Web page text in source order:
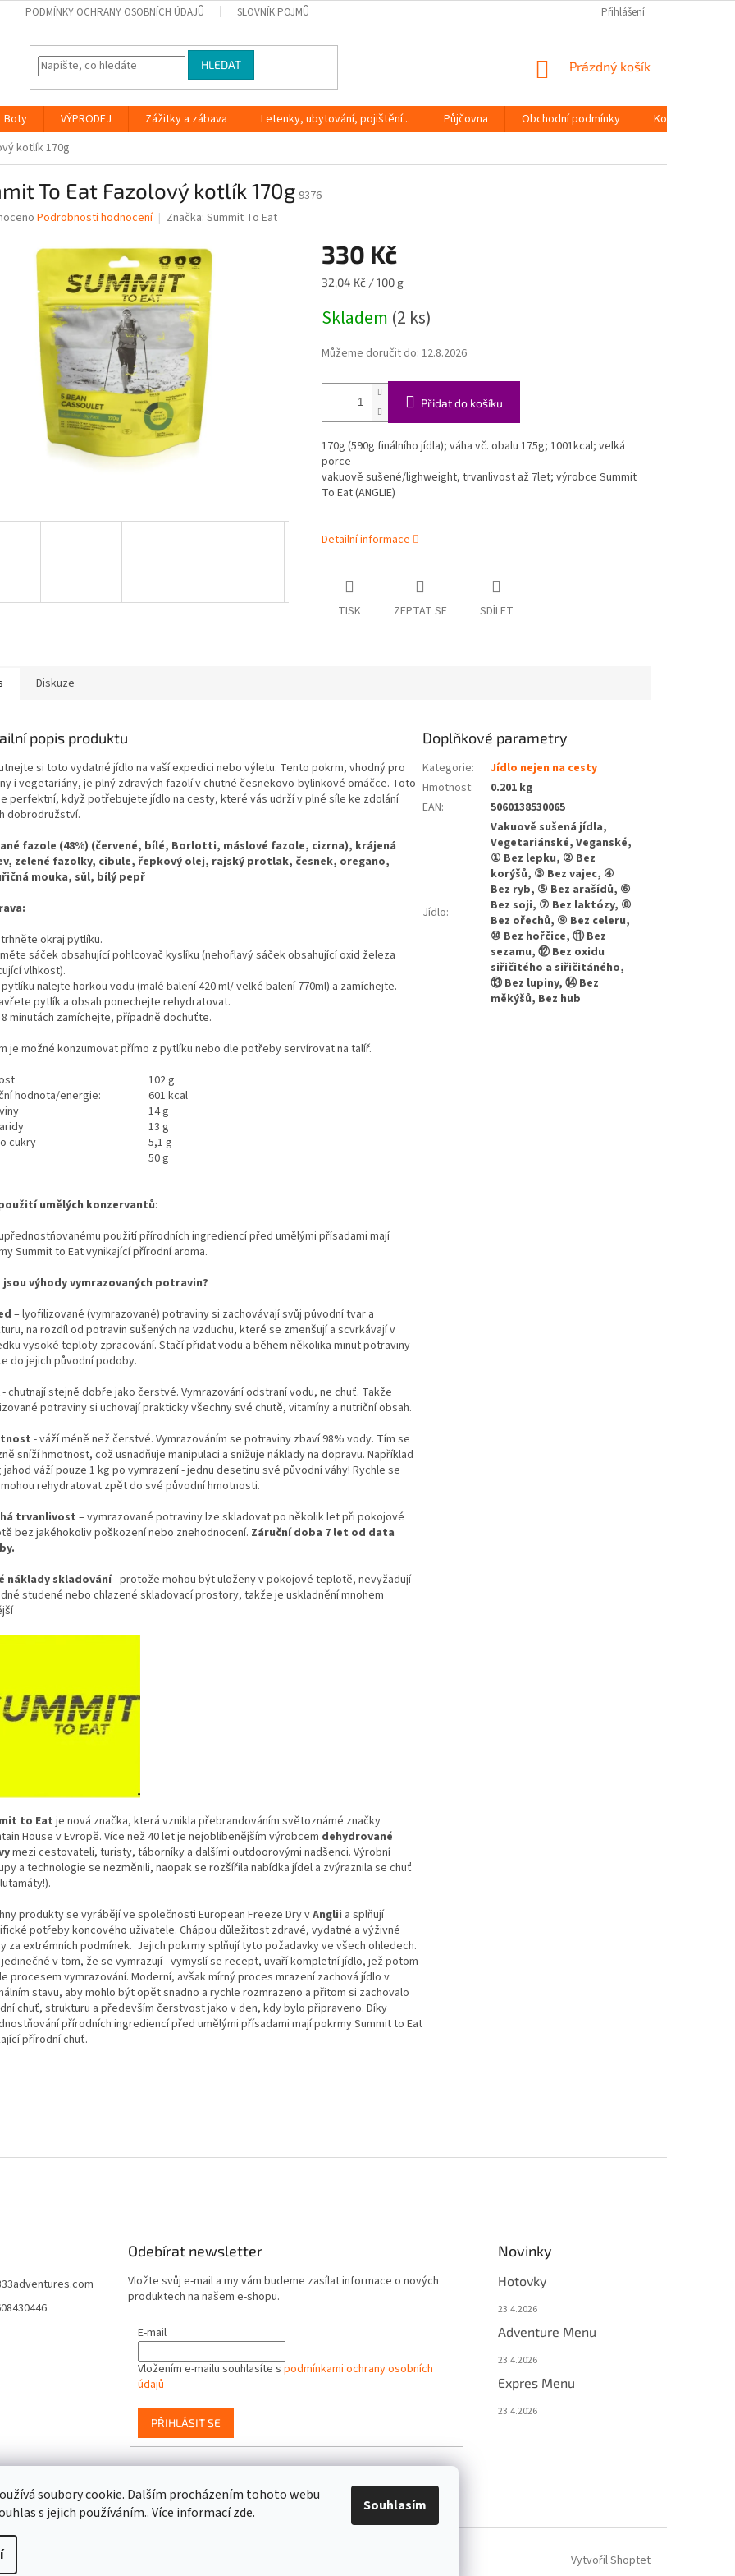
soubory cookie. Dalším procházením tohoto webu
s jejich používáním.. Více informacízde. Souhlasím
PODMÍNKY OCHRANY OSOBNÍCH ÚDAJŮ SLOVNÍK POJMŮ Přihlášení
HLEDAT
NÁKUPNÍ
Prázdný košík
Boty VÝPRODEJ Zážitky a zábava Letenky, ubytování, pojištění... Půjčovna Obchodní podmínky
Kontakty
kotlík 170g
To Eat Fazolový kotlík 170g 9376
Podrobnosti hodnocení Značka: Summit To Eat
330 Kč
Měrná
32,04 Kč / 100 g
Skladem (2 ks)
Můžeme doručit do: 12.8.2026
Přidat do košíku
170g (590g finálního jídla); váha vč. obalu 175g; 1001kcal; velká
porce
vakuově sušené/lighweight, trvanlivost až 7let; výrobce Summit
To Eat (ANGLIE)
Detailní informace
TISK ZEPTAT SE SDÍLET
Diskuze
popis produktu
si toto vydatné jídlo na vaší expedici nebo výletu. Tento pokrm, vhodný pro
i vegetariány, je plný zdravých fazolí v chutné česnekovo-bylinkové omáčce. Toto
perfektní, když potřebujete jídlo na cesty, které vás udrží v plné síle ke zdolání
dobrodružství.
fazole (48%) (červené, bílé, Borlotti, máslové fazole, cizrna), krájená
zelené fazolky, cibule, řepkový olej, rajský protlak, česnek, oregano,
mouka, sůl, bílý pepř
okraj pytlíku.
sáček obsahující pohlcovač kyslíku (nehořlavý sáček obsahující oxid železa
vlhkost).
pytlíku nalejte horkou vodu (malé balení 420 ml/ velké balení 770ml) a zamíchejte.
pytlík a obsah ponechejte rehydratovat.
8 minutách zamíchejte, případně dochuťte.
je možné konzumovat přímo z pytlíku nebo dle potřeby servírovat na talíř.
102 g
hodnota/energie:
601 kcal
14 g
13 g
cukry
5,1 g
50 g
umělých konzervantů:
použití přírodních ingrediencí před umělými přísadami mají
Summit to Eat vynikající přírodní aroma.
jsou výhody vymrazovaných potravin?
– lyofilizované (vymrazované) potraviny si zachovávají svůj původní tvar a
na rozdíl od potravin sušených na vzduchu, které se zmenšují a scvrkávají v
vysoké teploty zpracování. Stačí přidat vodu a během několika minut potraviny
do jejich původní podoby.
- chutnají stejně dobře jako čerstvé. Vymrazování odstraní vodu, ne chuť. Takže
potraviny si uchovají prakticky všechny své chutě, vitamíny a nutriční obsah.
- váží méně než čerstvé. Vymrazováním se potraviny zbaví 98% vody. Tím se
sníží hmotnost, což usnadňuje manipulaci a snižuje náklady na dopravu. Například
jahod váží pouze 1 kg po vymrazení - jednu desetinu své původní váhy! Rychle se
rehydratovat zpět do své původní hmotnosti.
trvanlivost – vymrazované potraviny lze skladovat po několik let při pokojové
bez jakéhokoliv poškození nebo znehodnocení. Záruční doba 7 let od data
náklady skladování- protože mohou být uloženy v pokojové teplotě, nevyžadují
studené nebo chlazené skladovací prostory, takže je uskladnění mnohem
to Eat je nová značka, která vznikla přebrandováním světoznámé značky
House v Evropě. Více než 40 let je nejoblíbenějším výrobcem dehydrované
mezi cestovateli, turisty, táborníky a dalšími outdoorovými nadšenci. Výrobní
a technologie se nezměnili, naopak se rozšířila nabídka jídel a zvýraznila se chuť
produkty se vyrábějí ve společnosti European Freeze Dry vAnglii a splňují
potřeby koncového uživatele. Chápou důležitost zdravé, vydatné a výživné
za extrémních podmínek. Jejich pokrmy splňují tyto požadavky ve všech ohledech.
v tom, že se vymrazují - vymyslí se recept, uvaří kompletní jídlo, jež potom
procesem vymrazování. Moderní, avšak mírný proces mrazení zachová jídlo v
stavu, aby mohlo být opět snadno a rychle rozmrazeno a přitom si zachovalo
chuť, strukturu a především čerstvost jako v den, kdy bylo připraveno. Díky
přírodních ingrediencí před umělými přísadami mají pokrmy Summit to Eat
přírodní chuť.
Doplňkové parametry
Kategorie:
Jídlo nejen na cesty
Hmotnost:
0.201 kg
EAN: 5060138530065
Jídlo:
Vakuově sušená jídla,
Vegetariánské, Veganské,
① Bez lepku, ② Bez
korýšů, ③ Bez vajec, ④
Bez ryb, ⑤ Bez arašídů, ⑥
Bez soji, ⑦ Bez laktózy, ⑧
Bez ořechů, ⑨ Bez celeru,
⑩ Bez hořčice, ⑪ Bez
sezamu, ⑫ Bez oxidu
siřičitého a siřičitáného,
⑬ Bez lupiny, ⑭ Bez
měkýšů, Bez hub
Odebírat newsletter
Vložte svůj e-mail a my vám budeme zasílat informace o nových
produktech na našem e-shopu.
E-mail
Vložením e-mailu souhlasíte s podmínkami ochrany osobních
údajů
PŘIHLÁSIT SE
Novinky
Hotovky
23.4.2026
Adventure Menu
23.4.2026
Expres Menu
23.4.2026
event333
Vytvořil Shoptet